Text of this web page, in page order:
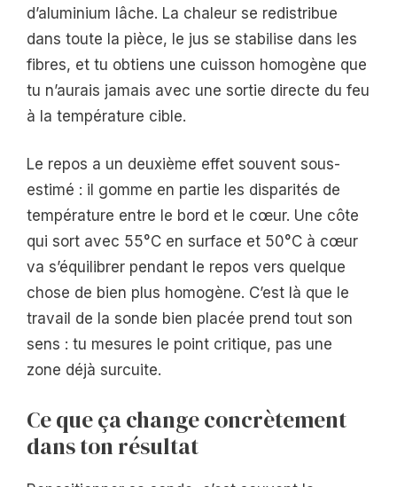
d’aluminium lâche. La chaleur se redistribue
dans toute la pièce, le jus se stabilise dans les
fibres, et tu obtiens une cuisson homogène que
tu n’aurais jamais avec une sortie directe du feu
à la température cible.
Le repos a un deuxième effet souvent sous-
estimé : il gomme en partie les disparités de
température entre le bord et le cœur. Une côte
qui sort avec 55°C en surface et 50°C à cœur
va s’équilibrer pendant le repos vers quelque
chose de bien plus homogène. C’est là que le
travail de la sonde bien placée prend tout son
sens : tu mesures le point critique, pas une
zone déjà surcuite.
Ce que ça change concrètement
dans ton résultat